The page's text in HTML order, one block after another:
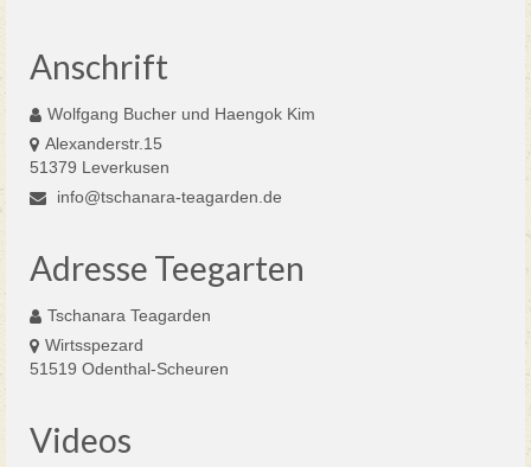
Anschrift
Wolfgang Bucher und Haengok Kim
Alexanderstr.15
51379 Leverkusen
info@tschanara-teagarden.de
Adresse Teegarten
Tschanara Teagarden
Wirtsspezard
51519 Odenthal-Scheuren
Videos